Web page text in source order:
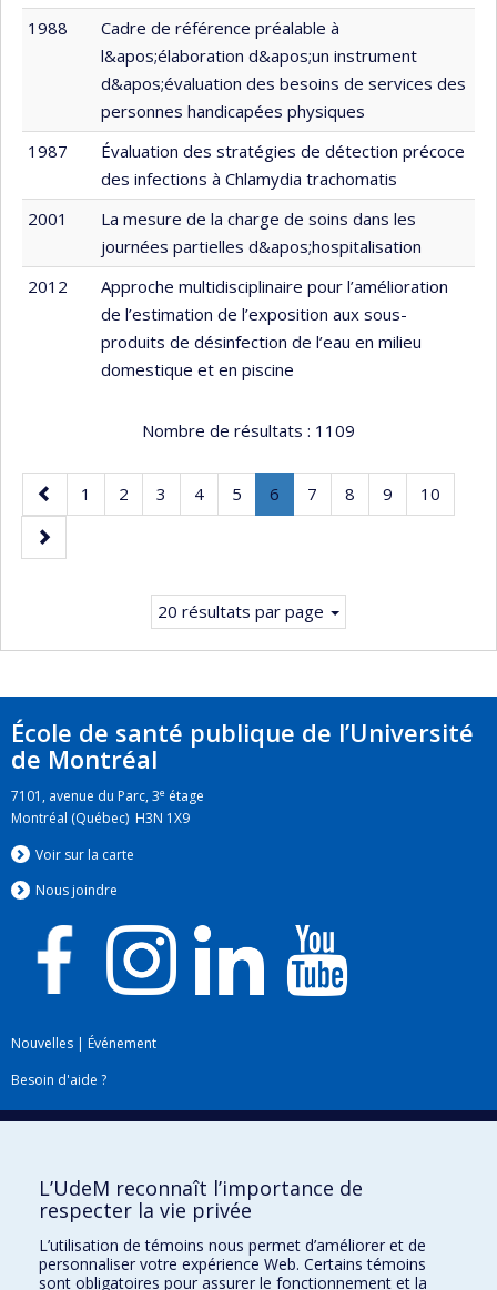
1988
Cadre de référence préalable à
l&apos;élaboration d&apos;un instrument
d&apos;évaluation des besoins de services des
personnes handicapées physiques
1987
Évaluation des stratégies de détection précoce
des infections à Chlamydia trachomatis
2001
La mesure de la charge de soins dans les
journées partielles d&apos;hospitalisation
2012
Approche multidisciplinaire pour l’amélioration
de l’estimation de l’exposition aux sous-
produits de désinfection de l’eau en milieu
domestique et en piscine
Nombre de résultats : 1109
Page
précédente
Page
1 Page
2 Page
3 Page
4 Page
5 Page
6
Page
Page
7 Page
8 Page
9 Page
10
Page
suivante
20 résultats par page
École de santé publique de l’Université
de Montréal
7101, avenue du Parc, 3e étage
Montréal (Québec) H3N 1X9
Voir sur la carte
Nous joindre
Nouvelles | Événement
Besoin d'aide ?
Plan du site|Accessibilité
Téléchargez les logos de l'ESPUM
L’UdeM reconnaît l’importance de
respecter la vie privée
L’utilisation de témoins nous permet d’améliorer et de
personnaliser votre expérience Web. Certains témoins
sont obligatoires pour assurer le fonctionnement et la